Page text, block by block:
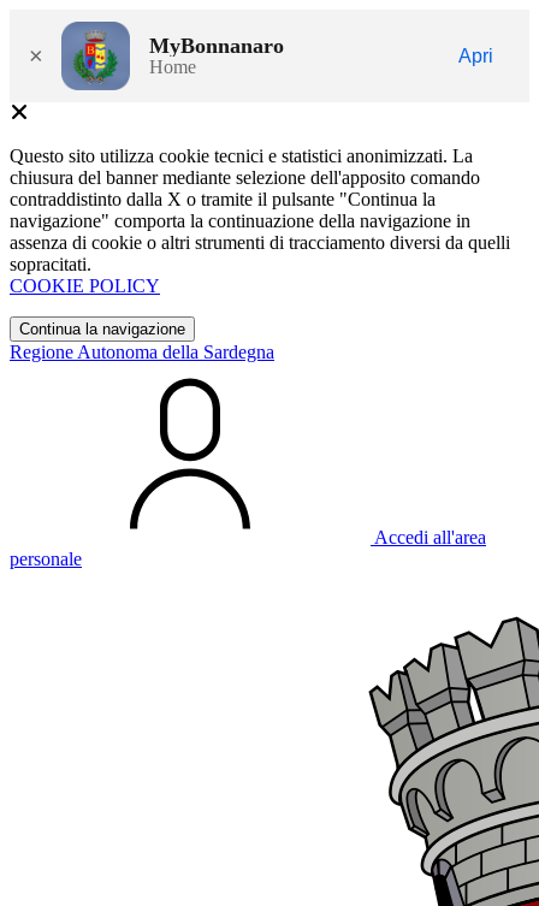
× MyBonnanaro
Home
Apri
Questo sito utilizza cookie tecnici e statistici anonimizzati. La
chiusura del banner mediante selezione dell'apposito comando
contraddistinto dalla X o tramite il pulsante "Continua la
navigazione" comporta la continuazione della navigazione in
assenza di cookie o altri strumenti di tracciamento diversi da quelli
sopracitati.
COOKIE POLICY
Continua la navigazione
Regione Autonoma della Sardegna
Accedi all'area
personale